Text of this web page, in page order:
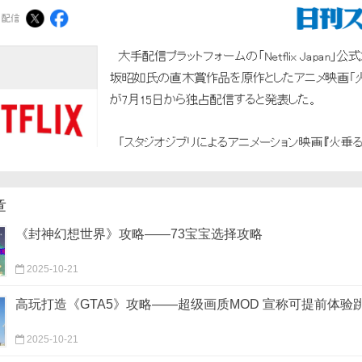
《封神幻想世界》攻略——73宝宝选择攻略
2025-10-21
高玩打造《GTA5》攻略——超级画质MOD 宣称可提前体验
2025-10-21